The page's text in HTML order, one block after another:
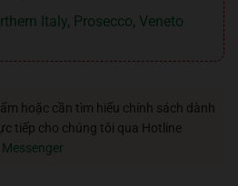
Italy, Prosecco, Veneto
hoặc cần tìm hiểu chính sách dành
tiếp cho chúng tôi qua Hotline